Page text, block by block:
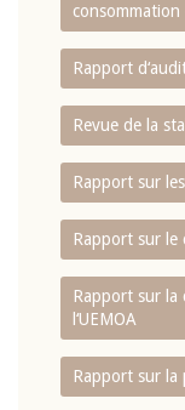
consommation
Rapport
Revue de la
Rapport sur
Rapport sur le
Rapport sur la
l‘UEMOA
Rapport sur la